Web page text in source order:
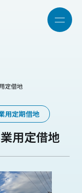
定借地
用定期借地
用定借地